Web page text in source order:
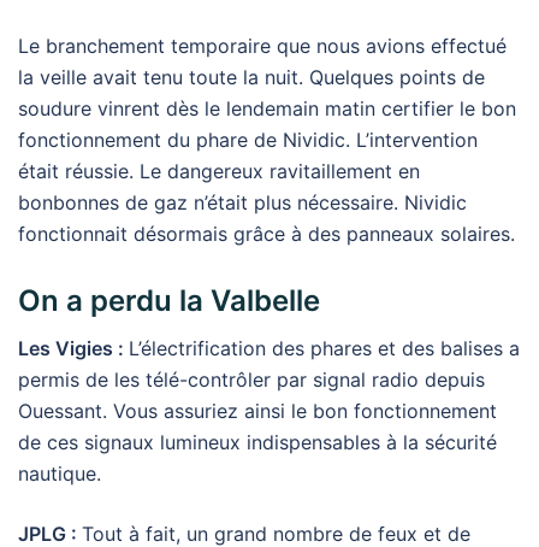
Le branchement temporaire que nous avions effectué
la veille avait tenu toute la nuit. Quelques points de
soudure vinrent dès le lendemain matin certifier le bon
fonctionnement du phare de Nividic. L’intervention
était réussie. Le dangereux ravitaillement en
bonbonnes de gaz n’était plus nécessaire. Nividic
fonctionnait désormais grâce à des panneaux solaires.
On a perdu la Valbelle
Les Vigies : L’électrification des phares et des balises a
permis de les télé-contrôler par signal radio depuis
Ouessant. Vous assuriez ainsi le bon fonctionnement
de ces signaux lumineux indispensables à la sécurité
nautique.
JPLG : Tout à fait, un grand nombre de feux et de